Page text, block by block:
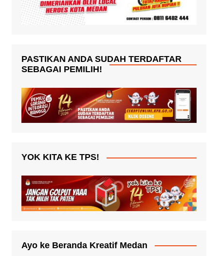
PASTIKAN ANDA SUDAH TERDAFTAR
SEBAGAI PEMILIH!
YOK KITA KE TPS!
Ayo ke Beranda Kreatif Medan